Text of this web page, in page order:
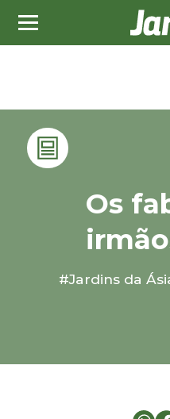
Os
#Jardins da